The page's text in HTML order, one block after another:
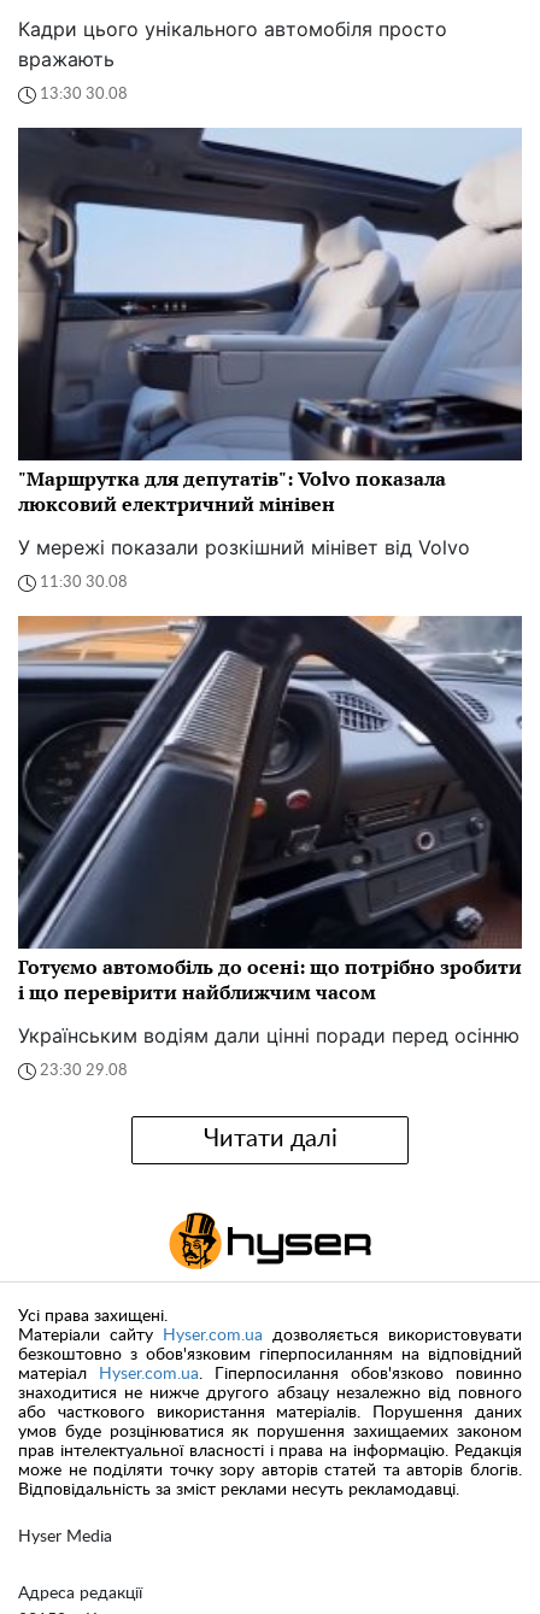
Кадри цього унікального автомобіля просто
вражають
13:30 30.08
"Маршрутка для депутатів": Volvo показала
люксовий електричний мінівен
У мережі показали розкішний мінівет від Volvo
11:30 30.08
Готуємо автомобіль до осені: що потрібно зробити
і що перевірити найближчим часом
Українським водіям дали цінні поради перед осінню
23:30 29.08
Читати далі
Hyser Media
Адреса редакції
Усі права захищені.
Матеріали сайту
Hyser.com.ua дозволяється використовувати
безкоштовно з обов'язковим гіперпосиланням на відповідний
матеріал
Hyser.com.ua . Гіперпосилання обов'язково повинно
знаходитися не нижче другого абзацу незалежно від повного
або часткового використання матеріалів. Порушення даних
умов буде розцінюватися як порушення захищаемих законом
прав інтелектуальної власності і права на інформацію. Редакція
може не поділяти точку зору авторів статей та авторів блогів.
Відповідальність за зміст реклами несуть рекламодавці.